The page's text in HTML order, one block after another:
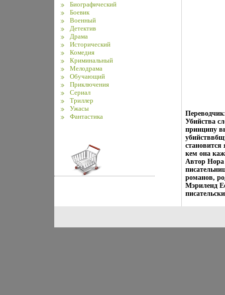
Биографический
Боевик
Военный
Детектив
Драма
Исторический
Комедия
Криминальный
Мелодрама
Обучающий
Приключения
Сериал
Триллер
Ужасы
Фантастика
Убийства
принципу
становится
кем она
Автор Нора
романов,
Мэриленд